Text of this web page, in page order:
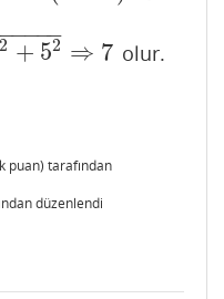
2 + 52
−
−−−
⇒ 7
B C| <13 ⇒| BC |∈{8
olur.
puan) tarafından
düzenlendi